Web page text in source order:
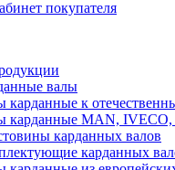
покупателя
валы
карданные к
карданные MAN,
карданных валов
карданных